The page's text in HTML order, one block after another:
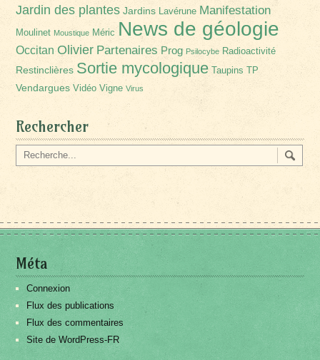
Jardin des plantes Jardins Lavérune Manifestation
Moulinet Moustique Méric News de géologie
Occitan Olivier Partenaires Prog Psilocybe Radioactivité
Restinclières Sortie mycologique Taupins TP
Vendargues Vidéo Vigne Virus
Rechercher
Méta
Connexion
Flux des publications
Flux des commentaires
Site de WordPress-FR